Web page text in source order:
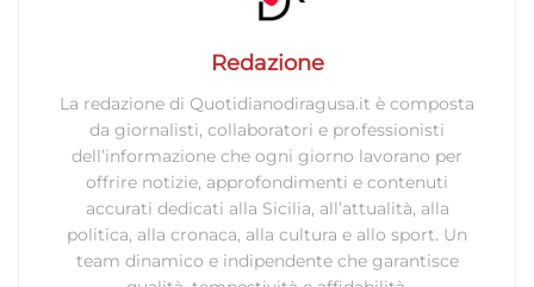
Redazione
La redazione di Quotidianodiragusa.it è composta
da giornalisti, collaboratori e professionisti
dell’informazione che ogni giorno lavorano per
offrire notizie, approfondimenti e contenuti
accurati dedicati alla Sicilia, all’attualità, alla
politica, alla cronaca, alla cultura e allo sport. Un
team dinamico e indipendente che garantisce